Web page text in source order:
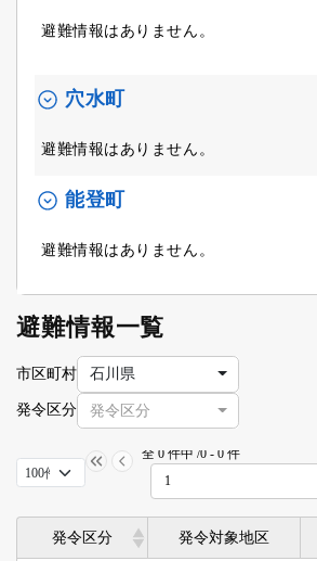
避難情報はありません。
穴水町
避難情報はありません。
能登町
避難情報はありません。
避難情報一覧
市区町村 石川県
発令区分 発令区分
全 0 件中 /0 - 0 件
発令区分 発令対象地区